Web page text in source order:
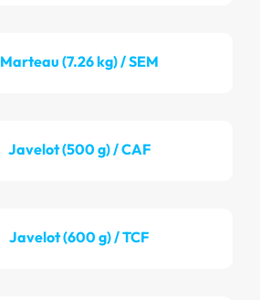
Marteau (7.26 kg) / SEM
Javelot (500 g) / CAF
Javelot (600 g) / TCF